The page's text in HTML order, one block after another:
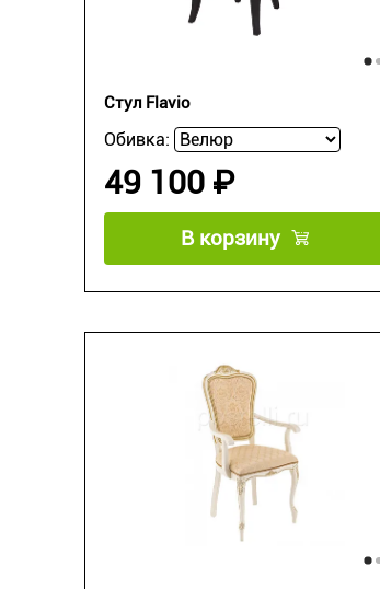
Стул Flavio
Обивка:
49 100 ₽
В корзину